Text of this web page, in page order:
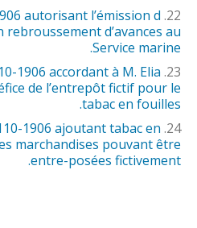
autorisant l’émission d
d’avances au
Service marine.
1906 accordant à M. Elia
de l’entrepôt fictif pour le
tabac en fouilles.
1906 ajoutant tabac en
marchandises pouvant être
entre-posées fictivement.